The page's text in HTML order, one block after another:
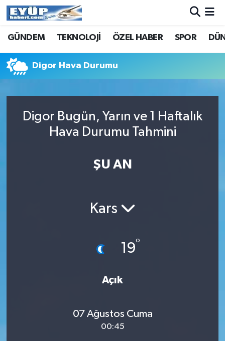
GÜNDEM TEKNOLOJİ ÖZEL HABER SPOR
Digor Hava Durumu
Digor Bugün, Yarın ve 1 Haftalık
Hava Durumu Tahmini
ŞU AN
Kars
19°
Açık
07 Ağustos Cuma
00:45